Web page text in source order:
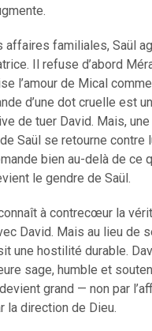
affaires familiales, Saül
Il refuse d’abord
l’amour de Mical
d’une dot cruelle est
de tuer David. Mais,
Saül se retourne contre
bien au-delà de ce
le gendre de Saül.
à contrecœur la
David. Mais au lieu de
une hostilité durable.
sage, humble et
grand — non par
la direction de Dieu.